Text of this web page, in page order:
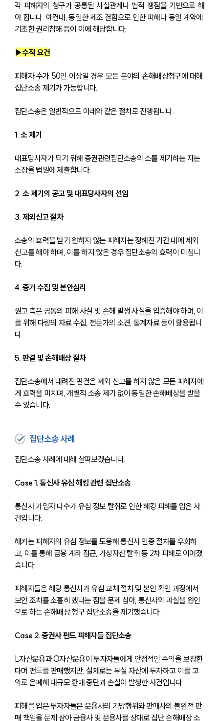
각 피해자의 청구가 공통된 사실관계나 법적 쟁점을 기반으로 해
야 합니다. 예컨대, 동일한 제조 결함으로 인한 피해나 동일 계약에
기초한 권리침해 등이 이에 해당합니다.
▶수적 요건
피해자 수가 50인 이상일 경우 모든 분야의 손해배상청구에 대해
집단소송 제기가 가능합니다.
집단소송은 일반적으로 아래와 같은 절차로 진행됩니다.
1. 소 제기
대표당사자가 되기 위해 증권관련집단소송의 소를 제기하는 자는
소장을 법원에 제출합니다.
2. 소 제기의 공고 및 대표당사자의 선임
3. 제외신고 절차
소송의 효력을 받기 원하지 않는 피해자는 정해진 기간 내에 제외
신고를 해야 하며, 이를 하지 않은 경우 집단소송의 효력이 미칩니
다.
4. 증거 수집 및 본안심리
원고 측은 공동의 피해 사실 및 손해 발생 사실을 입증해야 하며, 이
를 위해 다량의 자료 수집, 전문가의 소견, 통계자료 등이 활용됩니
다.
5. 판결 및 손해배상 절차
집단소송에서 내려진 판결은 제외 신고를 하지 않은 모든 피해자에
게 효력을 미치며, 개별적 소송 제기 없이 동일한 손해배상을 받을
수 있습니다.
집단소송 사례
집단소송 사례에 대해 살펴보겠습니다.
Case 1. 통신사 유심 해킹 관련 집단소송
통신사 가입자 다수가 유심 정보 탈취로 인한 해킹 피해를 입은 사
건입니다.
해커는 피해자의 유심 정보를 도용해 통신사 인증 절차를 우회하
고, 이를 통해 금융 계좌 접근, 가상자산 탈취 등 2차 피해로 이어졌
습니다.
피해자들은 해당 통신사가 유심 교체 절차 및 본인 확인 과정에서
보안 조치를 소홀히 했다는 점을 문제 삼아, 통신사의 과실을 원인
으로 하는 손해배상 청구 집단소송을 제기했습니다.
Case 2. 증권사 펀드 피해자들 집단소송
L자산운용과 O자산운용이 투자자들에게 안정적인 수익을 보장한
다며 펀드를 판매했지만, 실제로는 부실 자산에 투자하고 이를 고
의로 은폐해 대규모 환매 중단과 손실이 발생한 사건입니다.
피해를 입은 투자자들은 운용사의 기망행위와 판매사의 불완전 판
매 책임을 문제 삼아 금융사 및 운용사를 상대로 집단 손해배상 소